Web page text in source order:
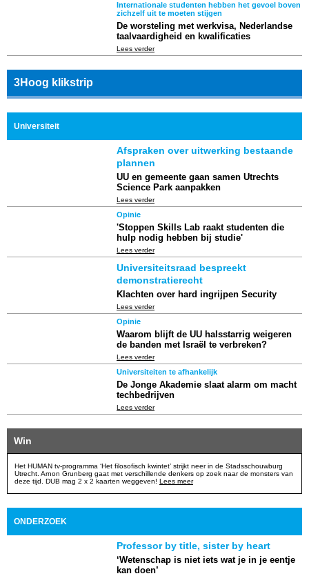
Internationale studenten hebben het gevoel boven
zichzelf uit te moeten stijgen
De worsteling met werkvisa, Nederlandse
taalvaardigheid en kwalificaties
Lees verder
3Hoog klikstrip
Universiteit
Afspraken over uitwerking bestaande
plannen
UU en gemeente gaan samen Utrechts
Science Park aanpakken
Lees verder
Opinie
'Stoppen Skills Lab raakt studenten die
hulp nodig hebben bij studie'
Lees verder
Universiteitsraad bespreekt
demonstratierecht
Klachten over hard ingrijpen Security
Lees verder
Opinie
Waarom blijft de UU halsstarrig weigeren
de banden met Israël te verbreken?
Lees verder
Universiteiten te afhankelijk
De Jonge Akademie slaat alarm om macht
techbedrijven
Lees verder
Win
Het HUMAN tv-programma ‘Het filosofisch kwintet’ strijkt neer in de Stadsschouwburg
Utrecht. Arnon Grunberg gaat met verschillende denkers op zoek naar de monsters van
deze tijd. DUB mag 2 x 2 kaarten weggeven! Lees meer
ONDERZOEK
Professor by title, sister by heart
‘Wetenschap is niet iets wat je in je eentje
kan doen’